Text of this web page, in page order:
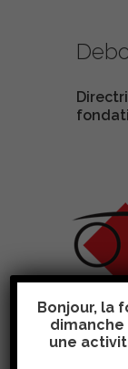
Center
Aides
Bonjour, la
dimanche
une